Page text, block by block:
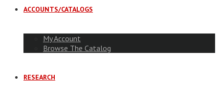
ACCOUNTS/CATALOGS
My Account
Browse The Catalog
RESEARCH